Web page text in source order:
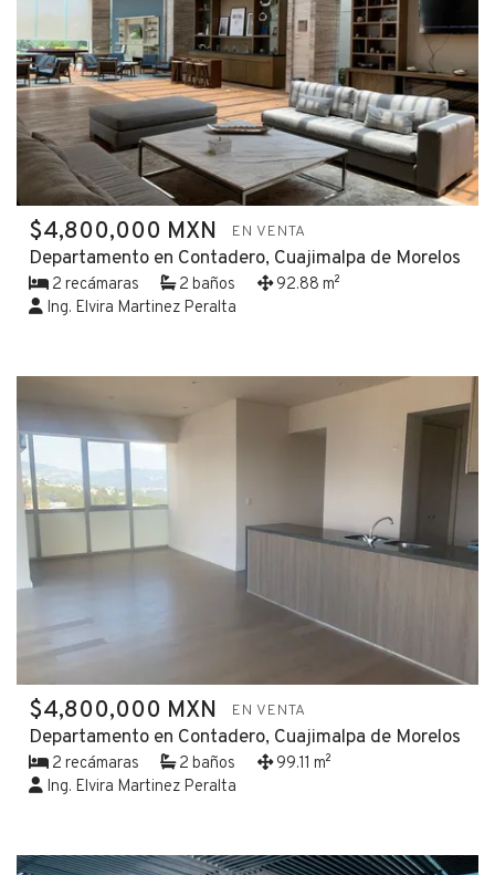
$4,800,000 MXN EN VENTA
Departamento en Contadero, Cuajimalpa de Morelos
2 recámaras 2 baños
92.88 m²
Ing. Elvira Martinez Peralta
$4,800,000 MXN EN VENTA
Departamento en Contadero, Cuajimalpa de Morelos
2 recámaras 2 baños
99.11 m²
Ing. Elvira Martinez Peralta